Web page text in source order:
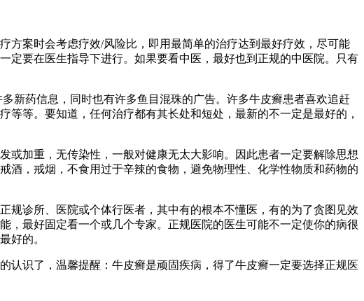
方案时会考虑疗效/风险比，即用最简单的治疗达到最好疗效，尽可能
定要在医生指导下进行。如果要看中医，最好也到正规的中医院。只有
新药信息，同时也有许多鱼目混珠的广告。许多牛皮癣患者喜欢追赶
等。要知道，任何治疗都有其长处和短处，最新的不一定是最好的，
或加重，无传染性，一般对健康无太大影响。因此患者一定要解除思想
酒，戒烟，不食用过于辛辣的食物，避免物理性、化学性物质和药物的
规诊所、医院或个体行医者，其中有的根本不懂医，有的为了贪图见效
，最好固定看一个或几个专家。正规医院的医生可能不一定使你的病很
好的。
认识了，温馨提醒：牛皮癣是顽固疾病，得了牛皮癣一定要选择正规医